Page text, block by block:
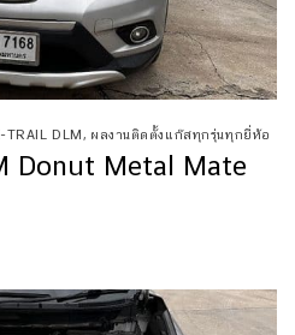
TRAIL DLM, ผลงานติดตั้งแก๊สทุกรุ่นทุกยี่ห้อ
Donut Metal Mate